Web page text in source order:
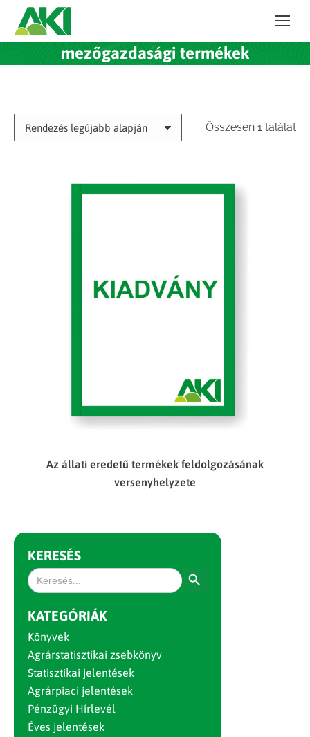
mezőgazdasági termékek
Összesen 1 találat
Az állati eredetű termékek feldolgozásának
versenyhelyzete
KERESÉS
Search
for:
KATEGÓRIÁK
Könyvek
Agrárstatisztikai zsebkönyv
Statisztikai jelentések
Agrárpiaci jelentések
Pénzügyi Hírlevél
Éves jelentések